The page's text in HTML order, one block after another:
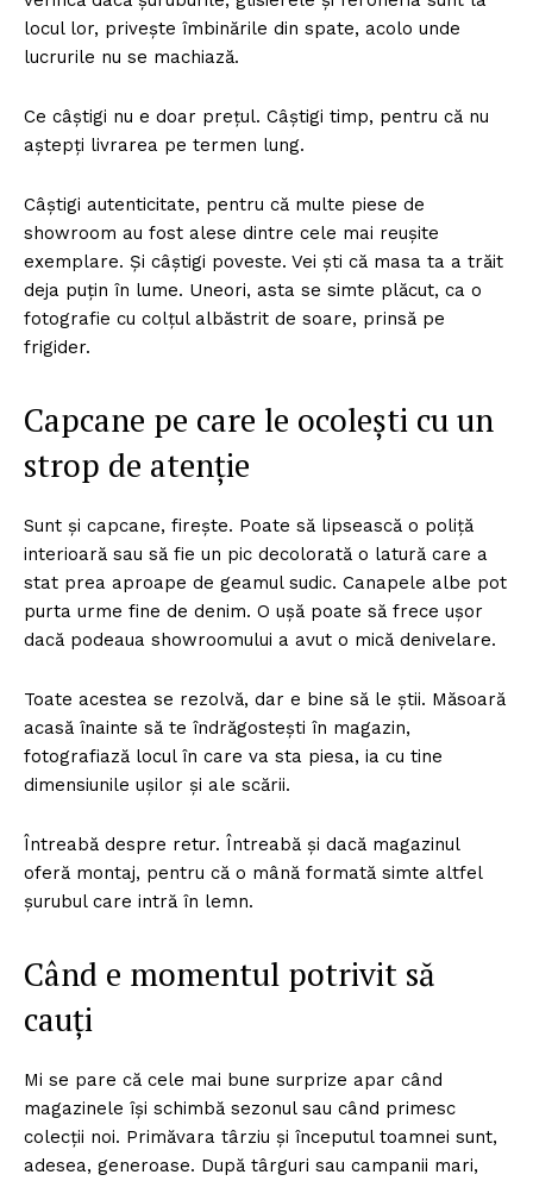
locul lor, privește îmbinările din spate, acolo unde
lucrurile nu se machiază.
Ce câștigi nu e doar prețul. Câștigi timp, pentru că nu
aștepți livrarea pe termen lung.
Câștigi autenticitate, pentru că multe piese de
showroom au fost alese dintre cele mai reușite
exemplare. Și câștigi poveste. Vei ști că masa ta a trăit
deja puțin în lume. Uneori, asta se simte plăcut, ca o
fotografie cu colțul albăstrit de soare, prinsă pe
frigider.
Capcane pe care le ocolești cu un
strop de atenție
Sunt și capcane, firește. Poate să lipsească o poliță
interioară sau să fie un pic decolorată o latură care a
stat prea aproape de geamul sudic. Canapele albe pot
purta urme fine de denim. O ușă poate să frece ușor
dacă podeaua showroomului a avut o mică denivelare.
Toate acestea se rezolvă, dar e bine să le știi. Măsoară
acasă înainte să te îndrăgostești în magazin,
fotografiază locul în care va sta piesa, ia cu tine
dimensiunile ușilor și ale scării.
Întreabă despre retur. Întreabă și dacă magazinul
oferă montaj, pentru că o mână formată simte altfel
șurubul care intră în lemn.
Când e momentul potrivit să
cauți
Mi se pare că cele mai bune surprize apar când
magazinele își schimbă sezonul sau când primesc
colecții noi. Primăvara târziu și începutul toamnei sunt,
adesea, generoase. După târguri sau campanii mari,